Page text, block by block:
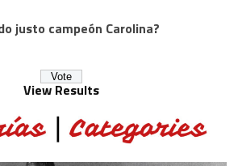
justo campeón Carolina?
View Results